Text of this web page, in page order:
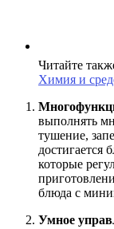
Читайте
Химия и
выполнять
тушение,
достигается
которые
блюда с
Умное